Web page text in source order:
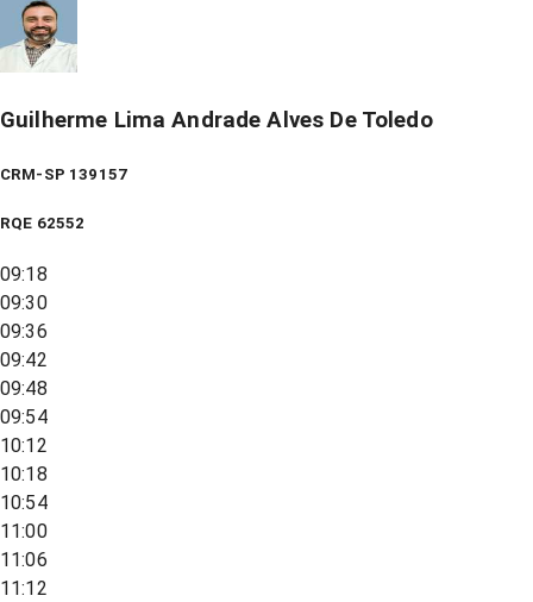
Guilherme Lima Andrade Alves De Toledo
CRM-SP 139157
RQE 62552
09:18
09:30
09:36
09:42
09:48
09:54
10:12
10:18
10:54
11:00
11:06
11:12